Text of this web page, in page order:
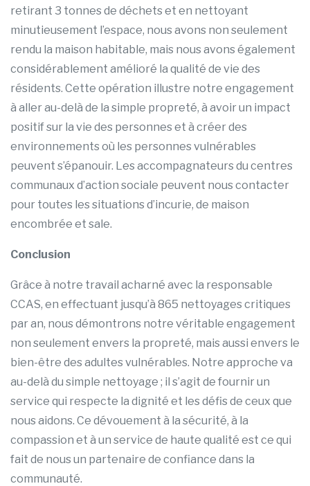
retirant 3 tonnes de déchets et en nettoyant
minutieusement l’espace, nous avons non seulement
rendu la maison habitable, mais nous avons également
considérablement amélioré la qualité de vie des
résidents. Cette opération illustre notre engagement
à aller au-delà de la simple propreté, à avoir un impact
positif sur la vie des personnes et à créer des
environnements où les personnes vulnérables
peuvent s’épanouir. Les accompagnateurs du centres
communaux d’action sociale peuvent nous contacter
pour toutes les situations d’incurie, de maison
encombrée et sale.
Conclusion
Grâce à notre travail acharné avec la responsable
CCAS, en effectuant jusqu’à 865 nettoyages critiques
par an, nous démontrons notre véritable engagement
non seulement envers la propreté, mais aussi envers le
bien-être des adultes vulnérables. Notre approche va
au-delà du simple nettoyage ; il s’agit de fournir un
service qui respecte la dignité et les défis de ceux que
nous aidons. Ce dévouement à la sécurité, à la
compassion et à un service de haute qualité est ce qui
fait de nous un partenaire de confiance dans la
communauté.